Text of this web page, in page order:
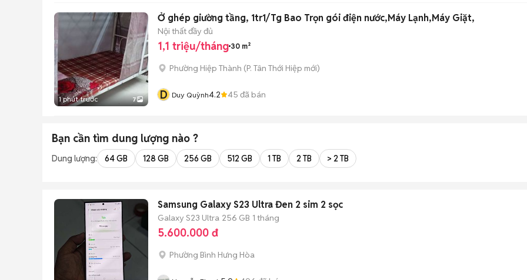
1 phút trước 7
Ở ghép giường tầng, 1tr1/Tg Bao Trọn gói điện nước,Máy Lạnh,Máy Giặt,
Nội thất đầy đủ
1,1 triệu/tháng 30 m²
Phường Hiệp Thành (P. Tân Thới Hiệp mới)
D Duy Quỳnh4.2 45 đã bán
Bạn cần tìm dung lượng nào ?
Dung lượng: 64 GB 128 GB 256 GB 512 GB 1 TB 2 TB > 2 TB
Samsung Galaxy S23 Ultra Đen 2 sim 2 sọc
Galaxy S23 Ultra 256 GB 1 tháng
5.600.000 đ
Phường Bình Hưng Hòa